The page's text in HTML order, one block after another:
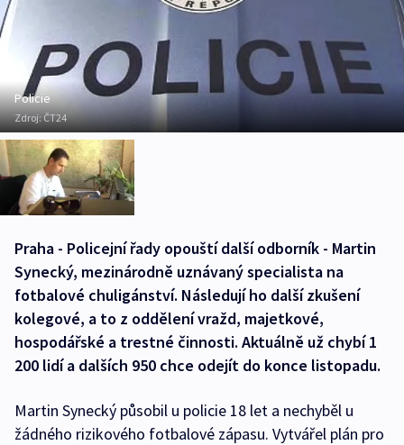
Policie
Zdroj:ČT24
Praha - Policejní řady opouští další odborník - Martin
Synecký, mezinárodně uznávaný specialista na
fotbalové chuligánství. Následují ho další zkušení
kolegové, a to z oddělení vražd, majetkové,
hospodářské a trestné činnosti. Aktuálně už chybí 1
200 lidí a dalších 950 chce odejít do konce listopadu.
Martin Synecký působil u policie 18 let a nechyběl u
žádného rizikového fotbalové zápasu. Vytvářel plán pro